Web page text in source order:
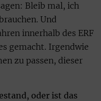
Bleib mal, ich
Und
innerhalb des ERF
gemacht. Irgendwie
zu passen, dieser
oder ist das